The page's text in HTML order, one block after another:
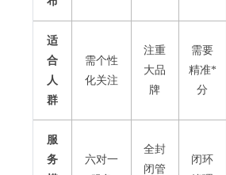
适
合
人
群
需个性
化关注
注重
大品
牌
需要
精准*
分
服
务
六对一
全封
闭管
闭环